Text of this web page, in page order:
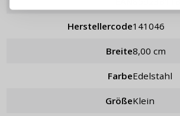
Herstellercode 141046
Breite 8,00 cm
Farbe Edelstahl
Größe Klein
Passwort erinnern